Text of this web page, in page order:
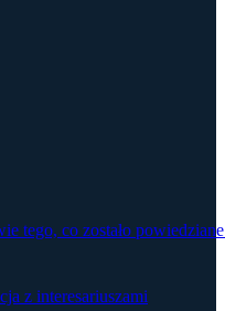
tego, co zostało
z interesariuszami